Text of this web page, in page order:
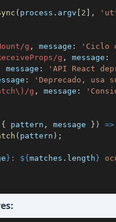
( process . argv [ 2 ] ,
/g , message :
'Ciclo
/g , message :
message :
'API React
:
'Deprecado, usa
\) /g , message :
{ pattern , message } )
=>
( pattern ) ;
} : ${matches . length}